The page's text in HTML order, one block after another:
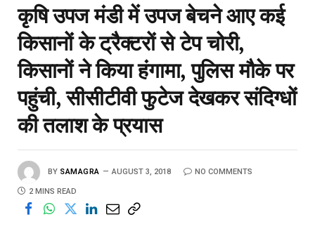
कृषि उपज मंडी में उपज बेचने आए कई
किसानों के ट्रैक्टरों से टेप चोरी,
किसानों ने किया हंगामा, पुलिस मौके पर
पहुंची, सीसीटीवी फुटेज देखकर संदिग्धों
की तलाश के प्रयास
BY SAMAGRA AUGUST 3, 2018 NO COMMENTS
2 MINS READ